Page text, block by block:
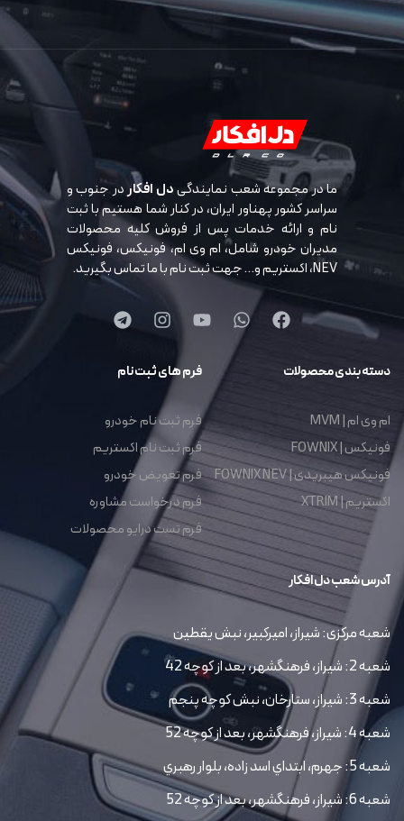
ما در مجموعه شعب نمایندگیدل افکاردر جنوب و
سراسر کشور پهناور ایران، در کنار شما هستیم با ثبت
نام و ارائه خدمات پس از فروش کلیه محصولات
مدیران خودرو شامل، ام وی ام، فونیکس، فونیکس
NEV، اکستریم و… جهت ثبت نام با ما تماس بگیرید.
دسته بندی محصولات
ام وی ام | MVM
فونیکس | FOWNIX
فونیکس هیبریدی | FOWNIX NEV
اکستریم | XTRIM
فرم های ثبت نام
فرم ثبت نام خودرو
فرم ثبت نام اکستریم
فرم تعویض خودرو
فرم درخواست مشاوره
فرم تست درایو محصولات
آدرس شعب دل افکار
شعبه مرکزی: شیراز، امیرکبیر، نبش یقطین
شعبه 2: شیراز، فرهنگشهر، بعد از کوچه 42
شعبه 3: شیراز، ستارخان، نبش کوچه پنجم
شعبه 4: شیراز، فرهنگشهر، بعد از کوچه 52
شعبه 5: جهرم، ابتداي اسد زاده، بلوار رهبري
شعبه 6: شیراز، فرهنگشهر، بعد از کوچه 52